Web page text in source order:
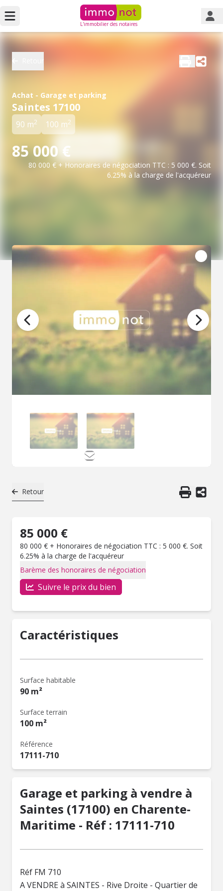
L'immobilier des notaires
Achat - Garage et parking
Saintes 17100
90 m2 100 m2
85 000 €
80 000 € + Honoraires de négociation TTC : 5 000 €. Soit
6.25% à la charge de l'acquéreur
Retour
85 000 €
80 000 € + Honoraires de négociation TTC : 5 000 €. Soit
6.25% à la charge de l'acquéreur
Barème des honoraires de négociation
Suivre le prix du bien
Caractéristiques
Surface habitable
90 m²
Surface terrain
100 m²
Référence
17111-710
Garage et parking à vendre à
Saintes (17100) en Charente-
Maritime - Réf : 17111-710
Réf FM 710
A VENDRE à SAINTES - Rive Droite - Quartier de